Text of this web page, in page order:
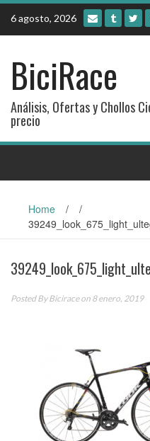
Skip
content
6 agosto, 2026
BiciRace
Análisis, Ofertas y Chollos
precio
Home /
/
Posted ByBiciraceon 8 enero, 2019